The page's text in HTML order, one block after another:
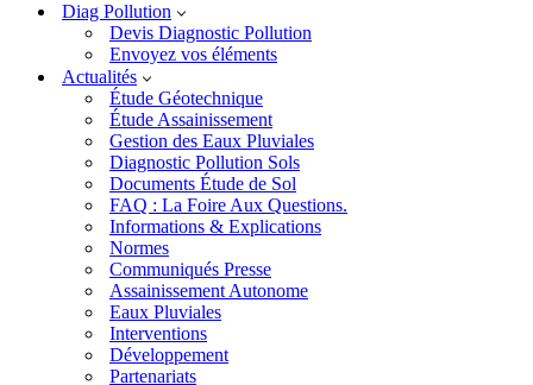
Diag Pollution
Devis Diagnostic Pollution
Envoyez vos éléments
Actualités
Étude Géotechnique
Étude Assainissement
Gestion des Eaux Pluviales
Diagnostic Pollution Sols
Documents Étude de Sol
FAQ : La Foire Aux Questions.
Informations & Explications
Normes
Communiqués Presse
Assainissement Autonome
Eaux Pluviales
Interventions
Développement
Partenariats